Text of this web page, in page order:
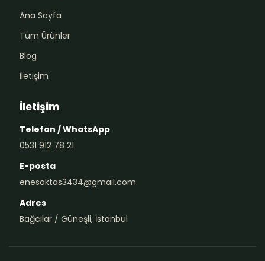
Ana Sayfa
Tüm Ürünler
Blog
İletişim
İletişim
Telefon / WhatsApp
0531 912 78 21
E-posta
enesaktas3434@gmail.com
Adres
Bağcılar / Güneşli, İstanbul